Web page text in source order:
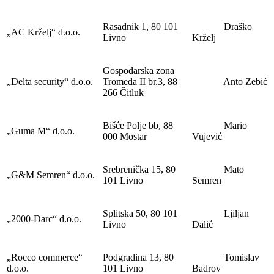
„AC Krželj“ d.o.o.
Rasadnik 1, 80 101
Livno
Draško
Krželj
„Delta security“ d.o.o.
Gospodarska zona
Tromeđa II br.3, 88
266 Čitluk
Anto Zebić
„Guma M“ d.o.o.
Bišće Polje bb, 88
000 Mostar
Mario
Vujević
„G&M Semren“ d.o.o.
Srebrenička 15, 80
101 Livno
Mato
Semren
„2000-Darc“ d.o.o.
Splitska 50, 80 101
Livno
Ljiljan
Dalić
„Rocco commerce“
d.o.o.
Podgradina 13, 80
101 Livno
Tomislav
Badrov